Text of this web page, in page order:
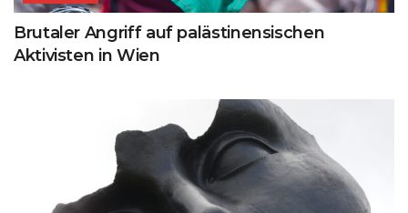
Brutaler Angriff auf palästinensischen
Aktivisten in Wien